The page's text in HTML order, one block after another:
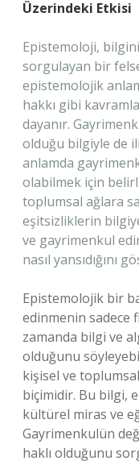
Üzerindeki Etkisi
Epistemoloji,
sorgulayan bir
epistemolojik
hakkı gibi
dayanır.
olduğu bilgiyle de
anlamda
olabilmek için
toplumsal ağlara
eşitsizliklerin
ve gayrimenkul
nasıl yansıdığını
Epistemolojik bir
edinmenin sadece
zamanda bilgi ve
olduğunu
kişisel ve
biçimidir. Bu bilgi,
kültürel miras ve
Gayrimenkulün
haklı olduğunu